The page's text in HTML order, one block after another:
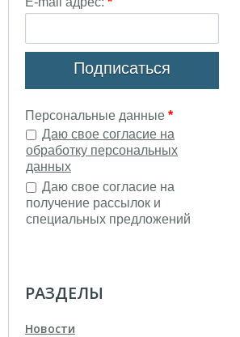
РАЗДЕЛЫ
Новости